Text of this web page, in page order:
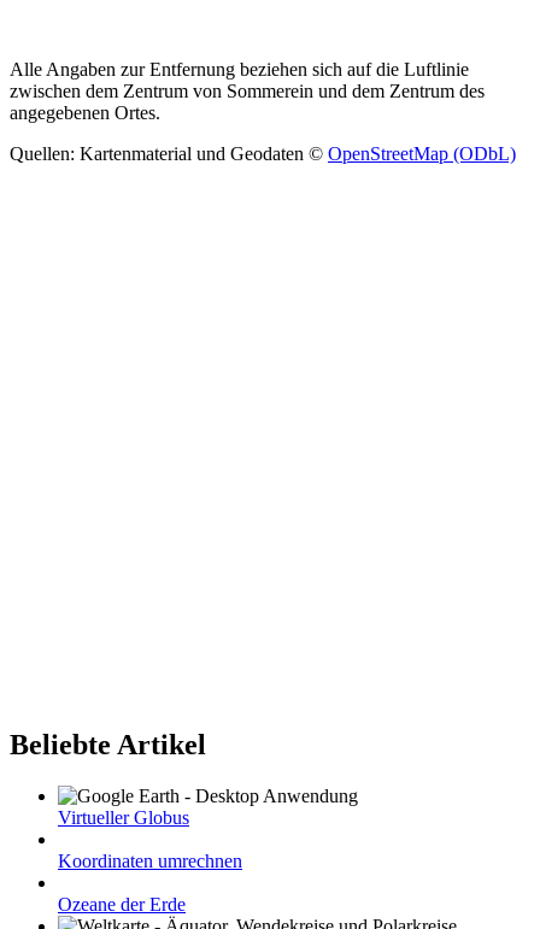
Alle Angaben zur Entfernung beziehen sich auf die Luftlinie
zwischen dem Zentrum von Sommerein und dem Zentrum des
angegebenen Ortes.
Quellen: Kartenmaterial und Geodaten © OpenStreetMap (ODbL)
Beliebte Artikel
Virtueller Globus
Koordinaten umrechnen
Ozeane der Erde